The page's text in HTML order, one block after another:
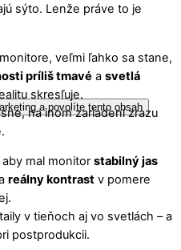
a povolíte tento obsah
sýto. Lenže práve to je
veľmi ľahko sa stane,
príliš tmavé a svetlá
skresľuje.
na inom zariadení zrazu
mal monitor stabilný jas
reálny kontrast v pomere
v tieňoch aj vo svetlách – a
postprodukcii.